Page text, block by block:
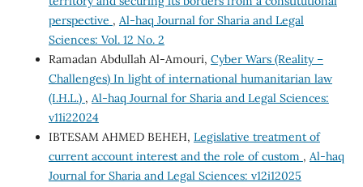
perspective , Al-haq Journal for Sharia and Legal
Sciences: Vol. 12 No. 2
Ramadan Abdullah Al-Amouri, Cyber Wars (Reality –
Challenges) In light of international humanitarian law
(I.H.L.) , Al-haq Journal for Sharia and Legal Sciences:
v11i22024
IBTESAM AHMED BEHEH, Legislative treatment of
current account interest and the role of custom , Al-haq
Journal for Sharia and Legal Sciences: v12i12025